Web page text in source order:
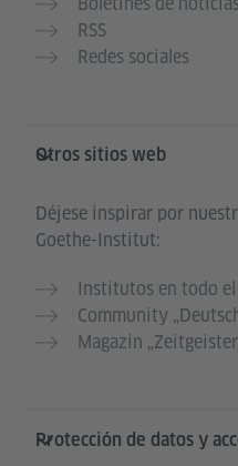
RSS
Redes sociales
Otros sitios web
Déjese inspirar por
Goethe-Institut:
Institutos en todo
Community
Magazin
Protección de datos y